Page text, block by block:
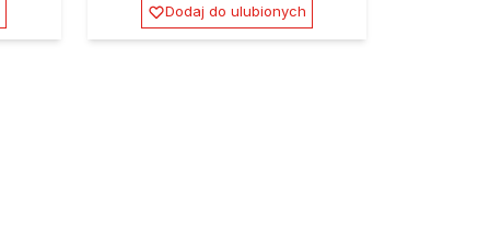
Dodaj do ulubionych